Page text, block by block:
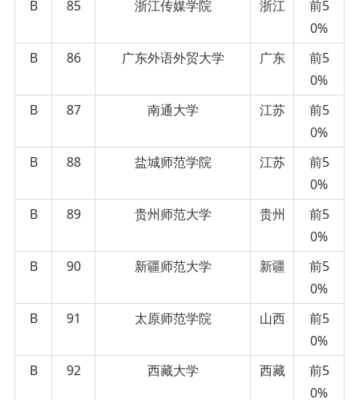
B 85 浙江传媒学院 浙江
前5
0%
B
86 广东外语外贸大学 广东
前5
0%
B
87 南通大学 江苏
前5
0%
B
88 盐城师范学院 江苏
前5
0%
B
89 贵州师范大学 贵州
前5
0%
B
90 新疆师范大学 新疆
前5
0%
B
91 太原师范学院 山西
前5
0%
B
92 西藏大学 西藏
前5
0%